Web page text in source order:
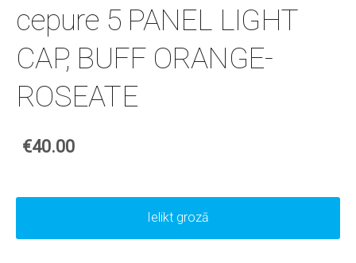
cepure 5 PANEL LIGHT
CAP, BUFF ORANGE-
ROSEATE
€40.00
Ielikt grozā